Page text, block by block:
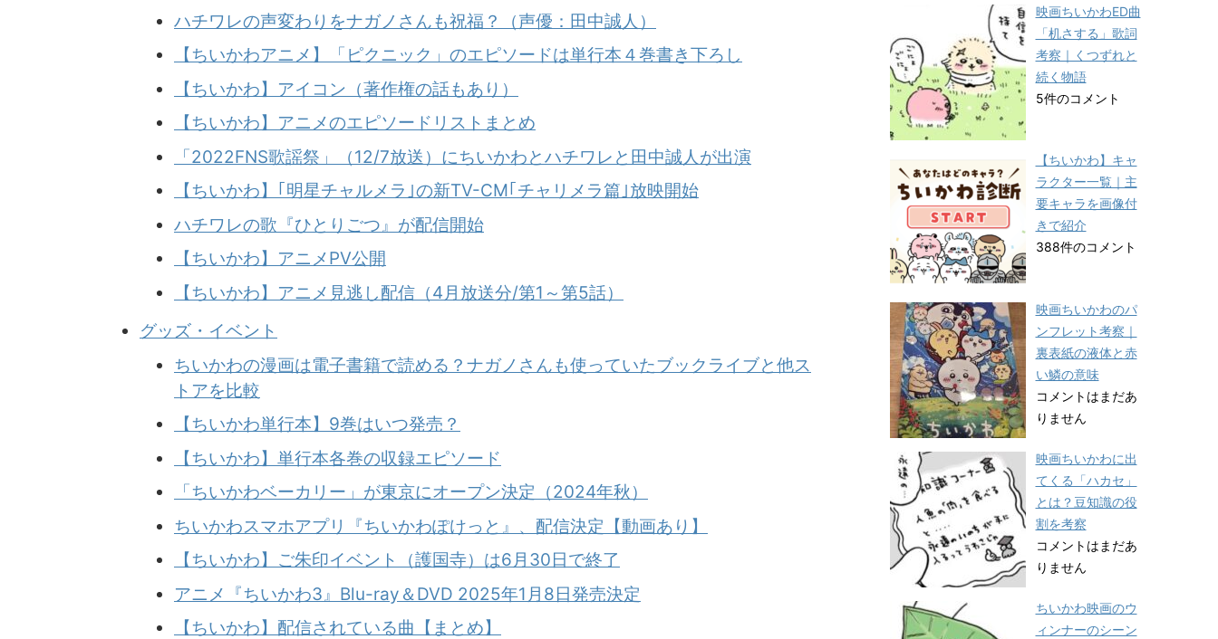
ハチワレの声変わりをナガノさんも祝福？（声優：田中誠人）
【ちいかわアニメ】「ピクニック」のエピソードは単行本４巻書き下ろし
【ちいかわ】アイコン（著作権の話もあり）
【ちいかわ】アニメのエピソードリストまとめ
「2022FNS歌謡祭」（12/7放送）にちいかわとハチワレと田中誠人が出演
【ちいかわ】｢明星チャルメラ｣の新TV-CM｢チャリメラ篇｣放映開始
ハチワレの歌『ひとりごつ』が配信開始
【ちいかわ】アニメPV公開
【ちいかわ】アニメ見逃し配信（4月放送分/第1～第5話）
グッズ・イベント
ちいかわの漫画は電子書籍で読める？ナガノさんも使っていたブックライブと他ス
トアを比較
【ちいかわ単行本】9巻はいつ発売？
【ちいかわ】単行本各巻の収録エピソード
「ちいかわベーカリー」が東京にオープン決定（2024年秋）
ちいかわスマホアプリ『ちいかわぽけっと』、配信決定【動画あり】
【ちいかわ】ご朱印イベント（護国寺）は6月30日で終了
アニメ『ちいかわ3』Blu-ray＆DVD 2025年1月8日発売決定
【ちいかわ】配信されている曲【まとめ】
映画ちいかわED曲
「机さする」歌詞
考察｜くつずれと
続く物語
5件のコメント
【ちいかわ】キャ
ラクター一覧｜主
要キャラを画像付
きで紹介
388件のコメント
映画ちいかわのパ
ンフレット考察｜
裏表紙の液体と赤
い鱗の意味
コメントはまだあ
りません
映画ちいかわに出
てくる「ハカセ」
とは？豆知識の役
割を考察
コメントはまだあ
りません
ちいかわ映画のウ
ィンナーのシーン